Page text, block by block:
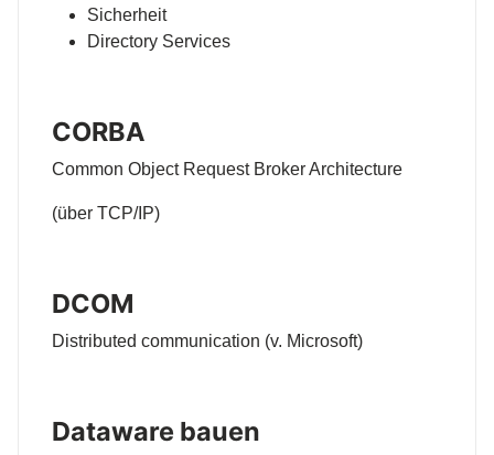
Sicherheit
Directory Services
CORBA
Common Object Request Broker Architecture
(über TCP/IP)
DCOM
Distributed communication (v. Microsoft)
Dataware bauen